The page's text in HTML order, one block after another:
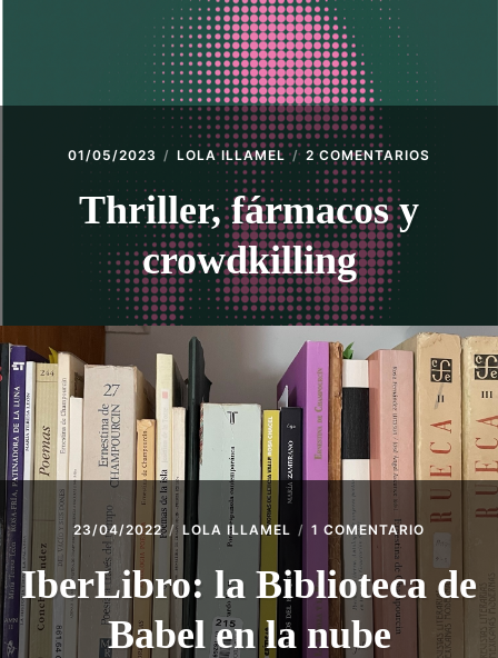
01/05/2023 LOLA ILLAMEL 2 COMENTARIOS
Thriller, fármacos y
crowdkilling
23/04/2022 LOLA ILLAMEL 1 COMENTARIO EN
LA
DE
BABEL
EN
IberLibro: la Biblioteca de
Babel en la nube